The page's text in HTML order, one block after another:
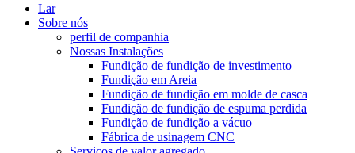
Lar
Sobre nós
perfil de companhia
Nossas Instalações
Fundição de fundição de investimento
Fundição em Areia
Fundição de fundição em molde de casca
Fundição de fundição de espuma perdida
Fundição de fundição a vácuo
Fábrica de usinagem CNC